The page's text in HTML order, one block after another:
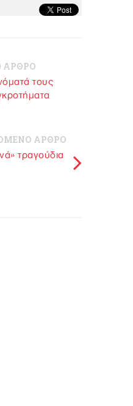
τους
ΑΡΘΡΟ
τραγούδια